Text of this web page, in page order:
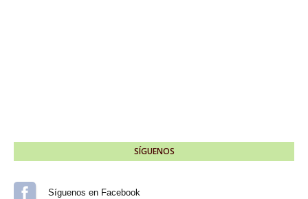
SÍGUENOS
Síguenos en Facebook